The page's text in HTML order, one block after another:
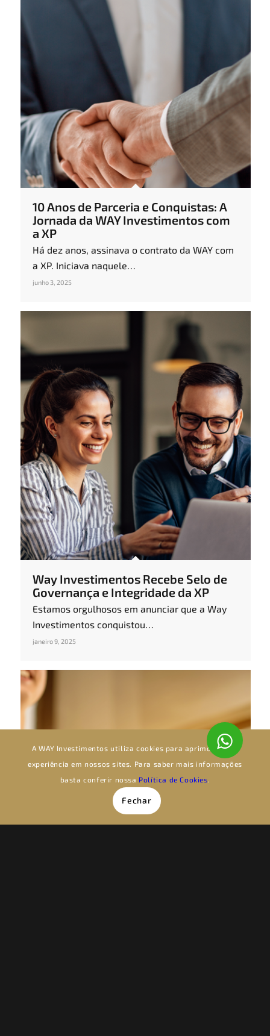
10 Anos de Parceria e Conquistas: A
Jornada da WAY Investimentos com
a XP
Há dez anos, assinava o contrato da WAY com
a XP. Iniciava naquele…
junho 3, 2025
Way Investimentos Recebe Selo de
Governança e Integridade da XP
Estamos orgulhosos em anunciar que a Way
Investimentos conquistou…
janeiro 9, 2025
A WAY Investimentos utiliza cookies para aprimorar sua
experiência em nossos sites. Para saber mais informações
basta conferir nossa Política de Cookies
Fechar